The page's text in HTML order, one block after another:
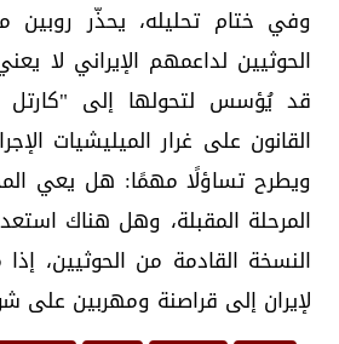
وفي ختام تحليله، يحذّر
الحوثيين لداعمهم الإيراني لا
قد يُؤسس لتحولها إلى
القانون على غرار الميليشيات
ويطرح تساؤلًا مهمًا: هل يعي
المرحلة المقبلة، وهل هناك
النسخة القادمة من الحوثيين،
لإيران إلى قراصنة ومهربين على